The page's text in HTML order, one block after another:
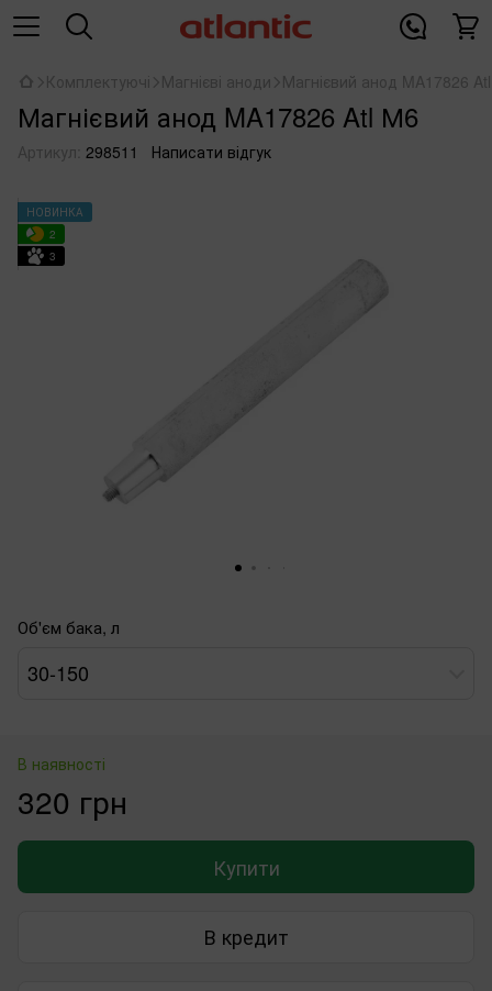
Комплектуючі Магнієві аноди Магнієвий анод MA17826
Магнієвий анод MA17826 Atl М6
Артикул: 298511 Написати відгук
НОВИНКА
2
3
Об'єм бака, л
30-150
В наявності
320 грн
Купити
В кредит